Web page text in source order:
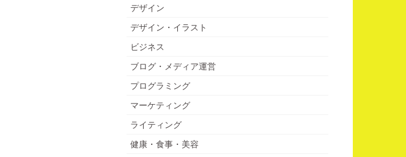
デザイン
デザイン・イラスト
ビジネス
ブログ・メディア運営
プログラミング
マーケティング
ライティング
健康・食事・美容